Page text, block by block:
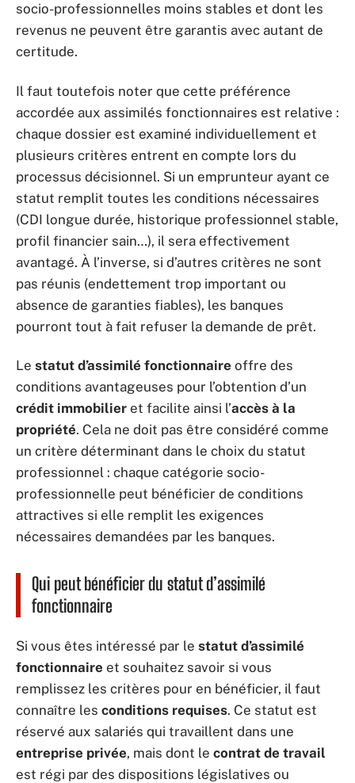
socio-professionnelles moins stables et dont les
revenus ne peuvent être garantis avec autant de
certitude.
Il faut toutefois noter que cette préférence
accordée aux assimilés fonctionnaires est relative :
chaque dossier est examiné individuellement et
plusieurs critères entrent en compte lors du
processus décisionnel. Si un emprunteur ayant ce
statut remplit toutes les conditions nécessaires
(CDI longue durée, historique professionnel stable,
profil financier sain…), il sera effectivement
avantagé. À l’inverse, si d’autres critères ne sont
pas réunis (endettement trop important ou
absence de garanties fiables), les banques
pourront tout à fait refuser la demande de prêt.
Le statut d’assimilé fonctionnaire offre des
conditions avantageuses pour l’obtention d’un
crédit immobilier et facilite ainsi l’accès à la
propriété. Cela ne doit pas être considéré comme
un critère déterminant dans le choix du statut
professionnel : chaque catégorie socio-
professionnelle peut bénéficier de conditions
attractives si elle remplit les exigences
nécessaires demandées par les banques.
Qui peut bénéficier du statut d’assimilé
fonctionnaire
Si vous êtes intéressé par le statut d’assimilé
fonctionnaire et souhaitez savoir si vous
remplissez les critères pour en bénéficier, il faut
connaître les conditions requises. Ce statut est
réservé aux salariés qui travaillent dans une
entreprise privée, mais dont le contrat de travail
est régi par des dispositions législatives ou